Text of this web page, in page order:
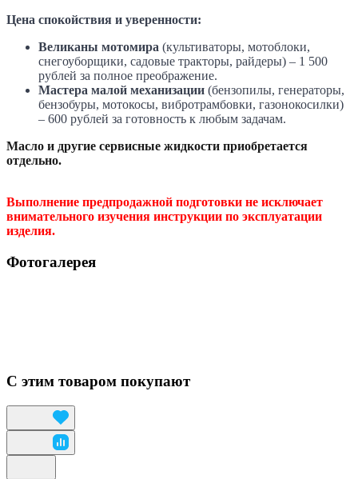
Цена спокойствия и уверенности:
Великаны мотомира (культиваторы, мотоблоки,
снегоуборщики, садовые тракторы, райдеры) – 1 500
рублей за полное преображение.
Мастера малой механизации (бензопилы, генераторы,
бензобуры, мотокосы, вибротрамбовки, газонокосилки)
– 600 рублей за готовность к любым задачам.
Масло и другие сервисные жидкости приобретается
отдельно.
Выполнение предпродажной подготовки не исключает
внимательного изучения инструкции по эксплуатации
изделия.
Фотогалерея
С этим товаром покупают